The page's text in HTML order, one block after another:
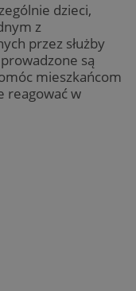
dzieci,
z
przez służby
są
mieszkańcom
reagować w